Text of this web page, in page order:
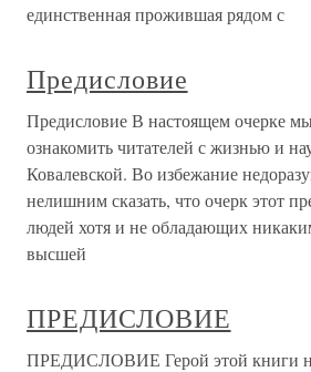
единственная прожившая рядом с
Предисловие
Предисловие В настоящем очерке
ознакомить читателей с жизнью и
Ковалевской. Во избежание
нелишним сказать, что очерк этот
людей хотя и не обладающих
высшей
ПРЕДИСЛОВИЕ
ПРЕДИСЛОВИЕ Герой этой книги